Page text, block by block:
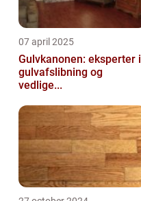
07 april 2025
Gulvkanonen: eksperter i
gulvafslibning og
vedlige...